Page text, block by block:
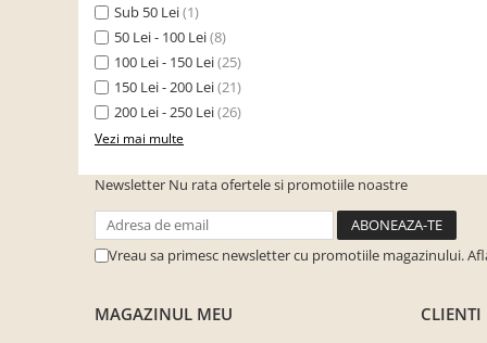
Canapele copii
Paturi pentru copii
Paturi supraetajate
COVOARE CLASICE
COVOARE PUFOASE(SHAGGY)FIR
Sub 50 Lei(1)
50 Lei - 100 Lei(8)
100 Lei - 150 Lei(25)
150 Lei - 200 Lei(21)
200 Lei - 250 Lei(26)
Vezi mai multe
Newsletter Nu rata ofertele si promotiile noastre
Vreau sa primesc newsletter cu promotiile magazinului.
MAGAZINUL MEU CLIENTI